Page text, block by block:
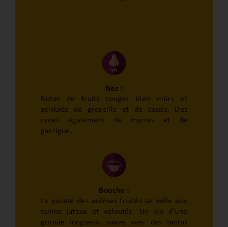
Nez :
Notes de fruits rouges bien mûrs et
acidulés de groseille et de cassis. Des
notes également de myrtes et de
garrigue.
Bouche :
La pureté des arômes fruités se mêle aux
tanins juteux et veloutés. Un vin d'une
grande longueur, suave avec des tanins